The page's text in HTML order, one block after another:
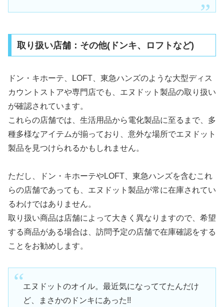
取り扱い店舗：その他(ドンキ、ロフトなど)
ドン・キホーテ、LOFT、東急ハンズのような大型ディス
カウントストアや専門店でも、エヌドット製品の取り扱い
が確認されています。
これらの店舗では、生活用品から電化製品に至るまで、多
種多様なアイテムが揃っており、意外な場所でエヌドット
製品を見つけられるかもしれません。
ただし、ドン・キホーテやLOFT、東急ハンズを含むこれ
らの店舗であっても、エヌドット製品が常に在庫されてい
るわけではありません。
取り扱い商品は店舗によって大きく異なりますので、希望
する商品がある場合は、訪問予定の店舗で在庫確認をする
ことをお勧めします。
エヌドットのオイル。最近気になっててたんだけ
ど、まさかのドンキにあった!!